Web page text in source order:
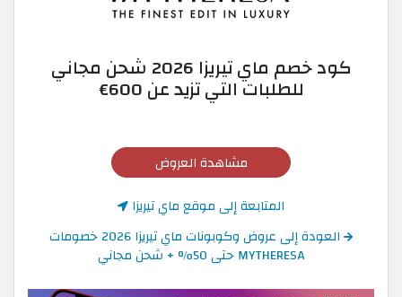
كود خصم ماي تيريزا 2026 شحن مجاني
للطلبات التي تزيد عن 600€
مشاهدة العروض
المتابعة إلى موقع ماي تيريزا
العودة إلى عروض وكوبونات ماي تيريزا 2026 خصومات
MYTHERESA حتى 50% + شحن مجاني